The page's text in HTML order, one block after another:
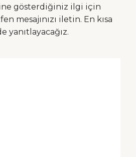
gösterdiğiniz ilgi için
mesajınızı iletin. En kısa
yanıtlayacağız.